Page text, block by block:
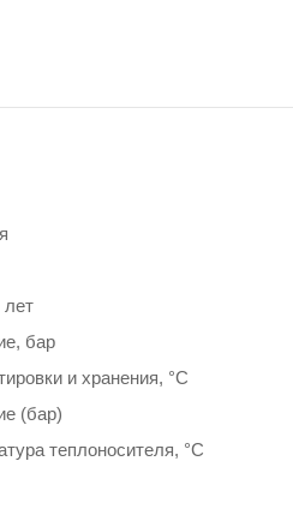
бар
и хранения, °С
(бар)
теплоносителя, °С